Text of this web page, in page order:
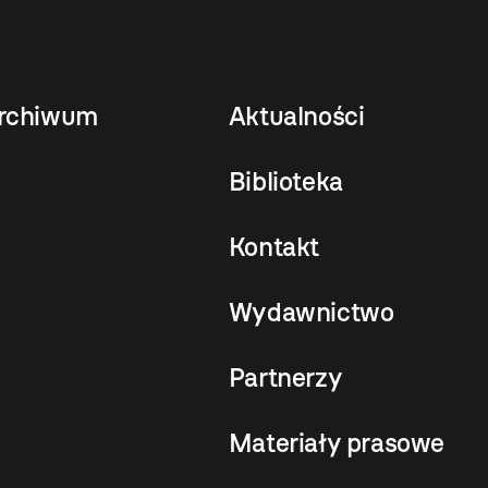
Aktualności
Biblioteka
Kontakt
Wydawnictwo
Partnerzy
Materiały prasowe